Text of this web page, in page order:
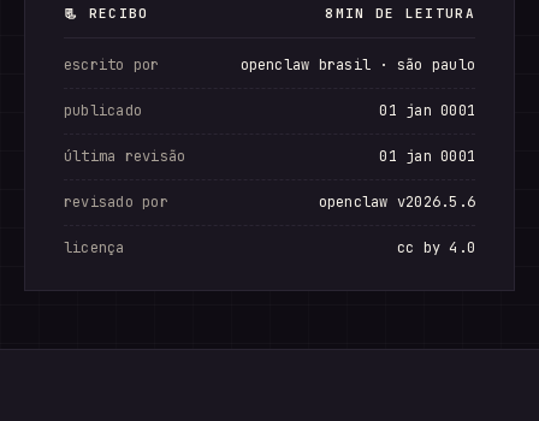
📃 RECIBO 8MIN DE LEITURA
escrito por openclaw brasil · são paulo
publicado 01 jan 0001
última revisão 01 jan 0001
revisado por openclaw v2026.5.6
licença cc by 4.0